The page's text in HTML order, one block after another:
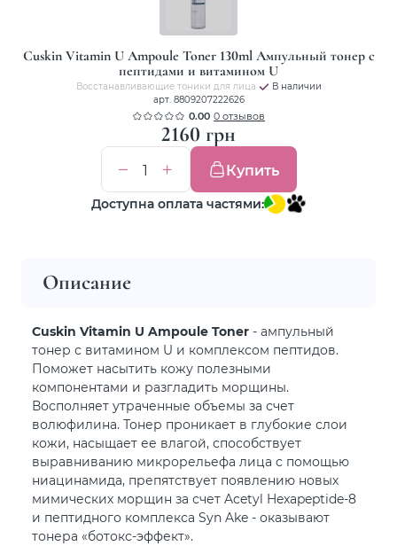
Cuskin Vitamin U Ampoule Toner 130ml Ампульный тонер с
пептидами и витамином U
Восстанавливающие тоники для лица
В наличии
арт. 8809207222626
0.00 0 отзывов
2160 грн
Купить
Доступна оплата частями:
Описание
Cuskin Vitamin U Ampoule Toner - ампульный
тонер с витамином U и комплексом пептидов.
Поможет насытить кожу полезными
компонентами и разгладить морщины.
Восполняет утраченные объемы за счет
волюфилина. Тонер проникает в глубокие слои
кожи, насыщает ее влагой, способствует
выравниванию микрорельефа лица с помощью
ниацинамида, препятствует появлению новых
мимических морщин за счет Acetyl Hexapeptide-8
и пептидного комплекса Syn Ake - оказывают
тонера «ботокс-эффект».